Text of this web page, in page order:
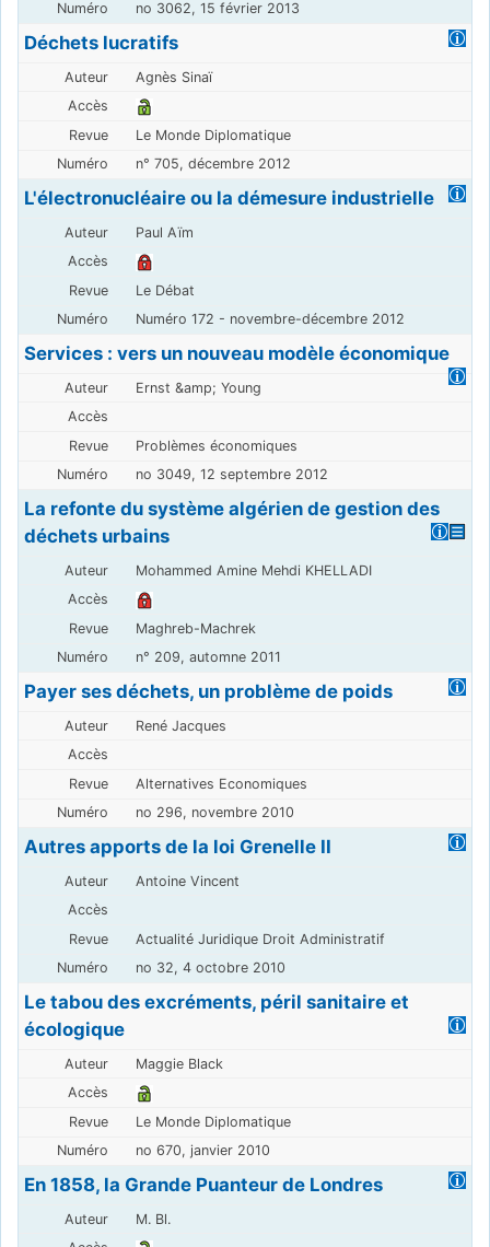
no 3062, 15 février 2013
Déchets lucratifs
Agnès Sinaï
Le Monde Diplomatique
n° 705, décembre 2012
L'électronucléaire ou la démesure industrielle
Paul Aïm
Le Débat
Numéro 172 - novembre-décembre 2012
Services : vers un nouveau modèle économique
Ernst &amp; Young
Problèmes économiques
no 3049, 12 septembre 2012
La refonte du système algérien de gestion des
déchets urbains
Mohammed Amine Mehdi KHELLADI
Maghreb-Machrek
n° 209, automne 2011
Payer ses déchets, un problème de poids
René Jacques
Alternatives Economiques
no 296, novembre 2010
Autres apports de la loi Grenelle II
Antoine Vincent
Actualité Juridique Droit Administratif
no 32, 4 octobre 2010
Le tabou des excréments, péril sanitaire et
écologique
Maggie Black
Le Monde Diplomatique
no 670, janvier 2010
En 1858, la Grande Puanteur de Londres
M. Bl.